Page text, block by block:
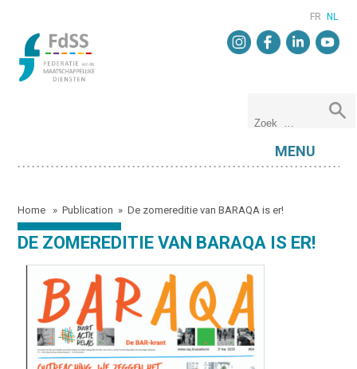
FR NL
MENU
Home »Publication »De zomereditie van BARAQA is er!
DE ZOMEREDITIE VAN BARAQA IS ER!